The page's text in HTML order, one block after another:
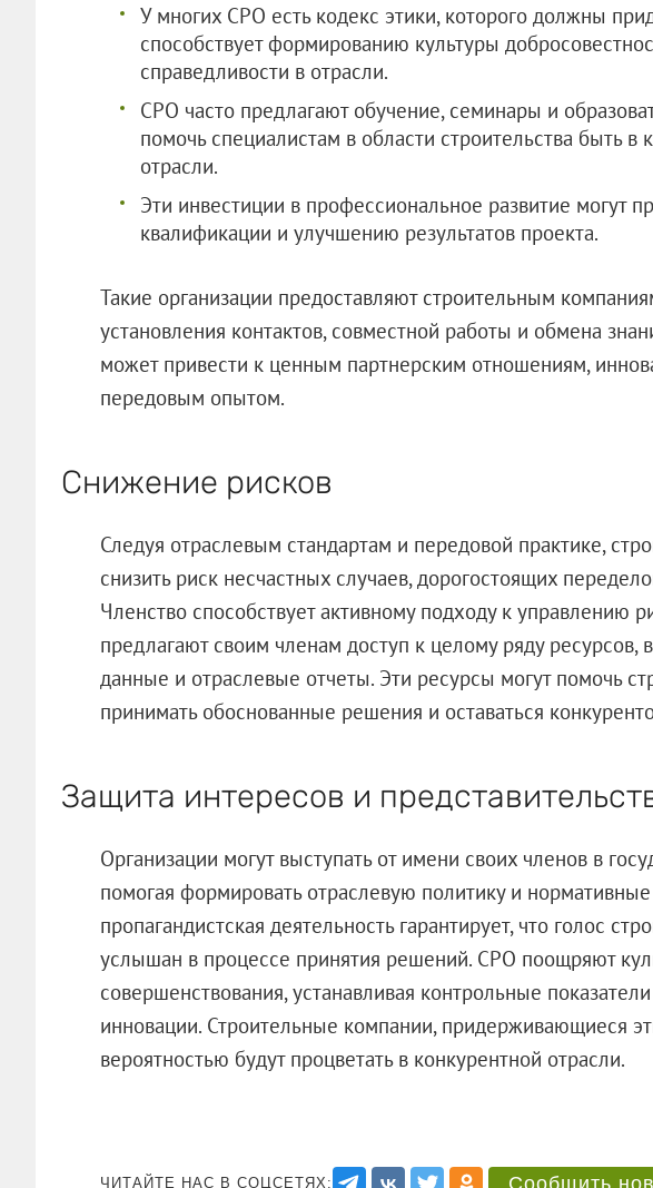
У многих СРО есть кодекс этики, которого должны
способствует формированию культуры
справедливости в отрасли.
СРО часто предлагают обучение, семинары и
помочь специалистам в области строительства быть
отрасли.
Эти инвестиции в профессиональное развитие могут
квалификации и улучшению результатов проекта.
Такие организации предоставляют строительным
установления контактов, совместной работы и обмена
может привести к ценным партнерским отношениям,
передовым опытом.
Снижение рисков
Следуя отраслевым стандартам и передовой практике,
снизить риск несчастных случаев, дорогостоящих
Членство способствует активному подходу к управлению
предлагают своим членам доступ к целому ряду ресурсов,
данные и отраслевые отчеты. Эти ресурсы могут помочь
принимать обоснованные решения и оставаться
Защита интересов и
Организации могут выступать от имени своих членов в
помогая формировать отраслевую политику и
пропагандистская деятельность гарантирует, что голос
услышан в процессе принятия решений. СРО поощряют
совершенствования, устанавливая контрольные
инновации. Строительные компании, придерживающиеся
вероятностью будут процветать в конкурентной отрасли.
ЧИТАЙТЕ НАС В СОЦСЕТЯХ: Сообщить